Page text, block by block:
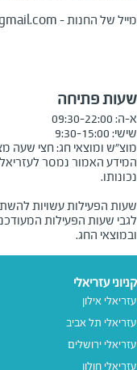
מייל של החנות-
שעות פתיחה
מוצ״ש ומוצאי חג: חצי שעה
המידע האמור נמסר
שעות הפעילות עשויות
לגבי שעות הפעילות
ובמוצאי החג.
קניוני עזריאלי
עזריאלי אילון
עזריאלי תל אביב
עזריאלי ירושלים
עזריאלי חולון